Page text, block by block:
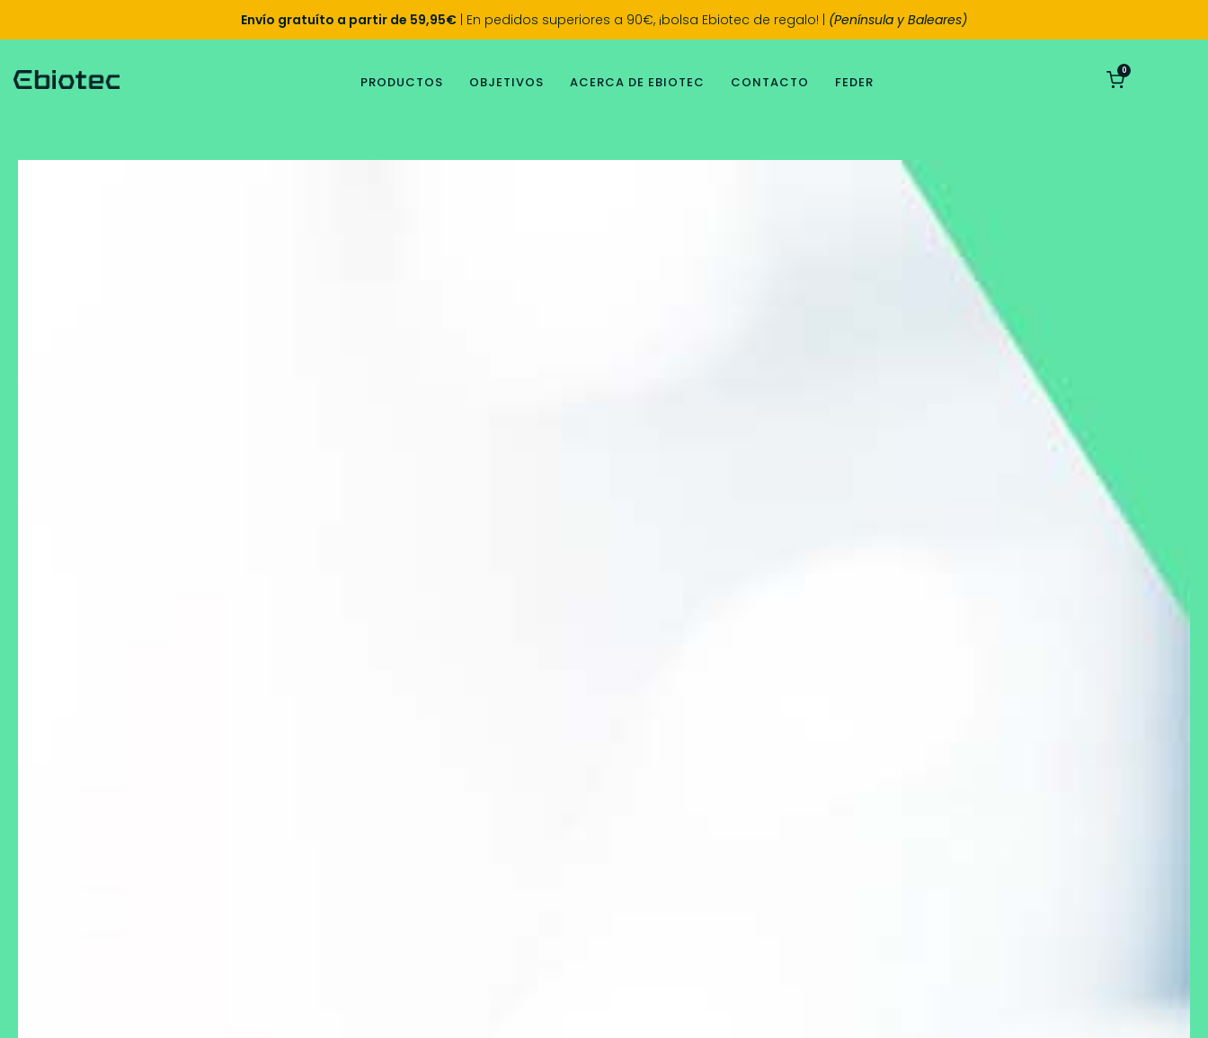
Envío gratuíto a partir de 59,95€ | En pedidos superiores a 90€, ¡bolsa Ebiotec de regalo! | (Península y Baleares)
PRODUCTOS OBJETIVOS ACERCA DE EBIOTEC CONTACTO FEDER
0